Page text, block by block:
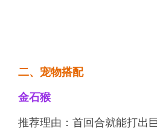
二、宠物搭配
金石猴
推荐理由：首回合就能打出